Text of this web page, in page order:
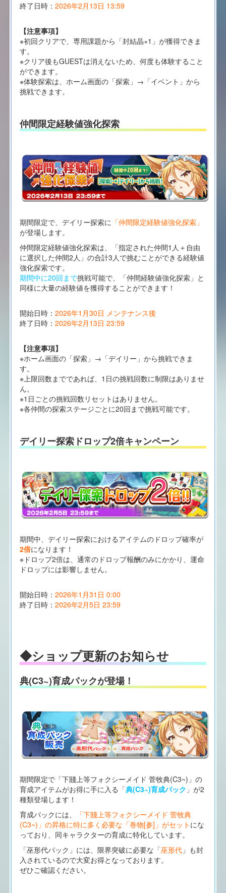
終了日時： 2026年2月13日 13:59
【注意事項】
※初回クリアで、専用課題から「封結晶×1」が獲得できま
す。
※クリア後もGUESTは消えないため、何度も体験すること
ができます。
※体験探索は、ホーム画面の「探索」→「イベント」から
挑戦できます。
仲間限定経験値強化探索
期間限定で、デイリー探索に 「仲間限定経験値強化探索」
が登場します。
仲間限定経験値強化探索は、「指定された仲間1人＋自由
に選択した仲間2人」の合計3人で挑むことができる経験値
強化探索です。
期間中に20回まで挑戦可能で、「仲間経験値強化探索」と
同様に大量の経験値を獲得することができます！
開始日時： 2026年1月30日 メンテナンス後
終了日時： 2026年2月13日 23:59
【注意事項】
※ホーム画面の「探索」→「デイリー」から挑戦できま
す。
※上限回数までであれば、1日の挑戦回数に制限はありませ
ん。
※1日ごとの挑戦回数リセットはありません。
※各仲間の探索ステージごとに20回まで挑戦可能です。
デイリー探索ドロップ2倍キャンペーン
期間中、デイリー探索におけるアイテムのドロップ確率が
2倍になります！
※ドロップ2倍は、通常のドロップ報酬のみにかかり、運命
ドロップには影響しません。
開始日時： 2026年1月31日 0:00
終了日時： 2026年2月5日 23:59
◆ショップ更新のお知らせ
典(C3~)育成パックが登場！
期間限定で「下賤上等フォクシーメイド 菅牧典(C3~)」の
育成アイテムがお得に手に入る「典(C3~)育成パック 」が2
種類登場します！
育成パックには、
「下賤上等フォクシーメイド 菅牧典
(C3~)」の昇格に特に多く必要な「巻物[参]」がセット にな
っており、同キャラクターの育成に特化しています。
「巫形代パック」には、限界突破に必要な「巫形代」も封
入されているので大変お得となっております。
ぜひご確認ください。